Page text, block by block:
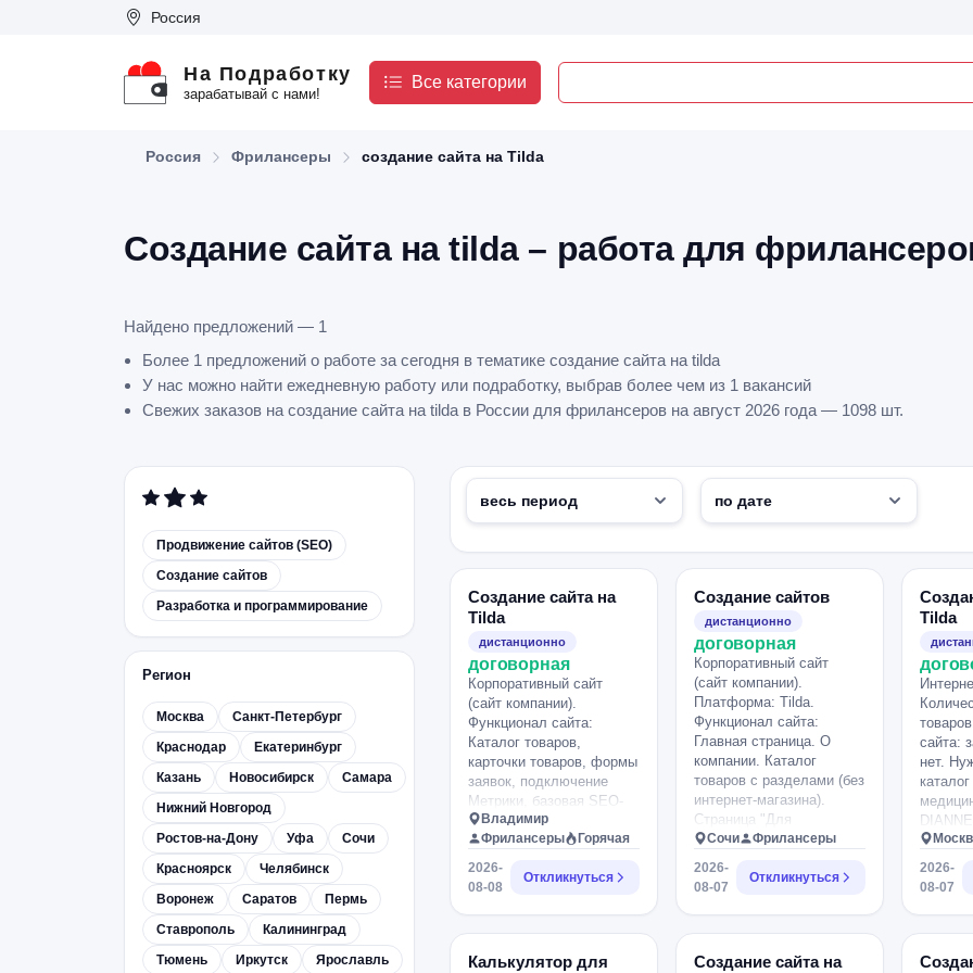
Россия
На Подработку
зарабатывай с нами!
Все категории
Россия Фрилансеры создание сайта на Tilda
Создание сайта на tilda – работа для
Найдено предложений — 1
Более 1 предложений о работе за сегодня в тематике создание сайта на tilda
У нас можно найти ежедневную работу или подработку, выбрав более чем из 1 вакансий
Свежих заказов на создание сайта на tilda в России для фрилансеров на август 2026 года — 1098 шт.
Продвижение сайтов (SEO)
Создание сайтов
Разработка и программирование
Регион
Москва
Санкт-Петербург
Краснодар
Екатеринбург
Казань
Новосибирск
Самара
Нижний Новгород
Ростов-на-Дону
Уфа
Сочи
Красноярск
Челябинск
Воронеж
Саратов
Пермь
Ставрополь
Калининград
Тюмень
Иркутск
Ярославль
Создание сайта на
Tilda
дистанционно
договорная
Корпоративный сайт
(сайт компании).
Функционал сайта:
Каталог товаров,
карточки товаров, формы
заявок, подключение
Метрики, базовая SEO-
настройка, возможность
самостоятельного
добавления товаров и
дальнейшей интеграции с
Ищу разработчика для
создания современного
сайта на Tilda. Проект —
Владимир
Фрилансеры
Горячая
2026-
08-08
Откликнуться
Создание сайтов
дистанционно
договорная
Корпоративный сайт
(сайт компании).
Платформа: Tilda.
Функционал сайта:
Главная страница. О
компании. Каталог
товаров с разделами (без
интернет-магазина).
Страница "Для
мастеров". Блог, чтобы я
могла самостоятельно
публиковать статьи.
Контакты. Контент есть.
Нужно сделать сайт на
Tilda для бренда товаров
Сочи
Фрилансеры
2026-
08-07
Откликнуться
Tilda
сайта:
нет.
— фото
Товары:
2026-
08-07
Калькулятор для
Создание сайта на